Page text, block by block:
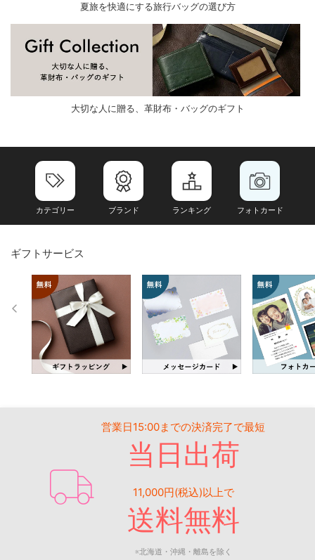
夏旅を快適にする旅行バッグの選び方
大切な人に贈る、革財布・バッグのギフト
カテゴリー ブランド ランキング フォトカード
ギフトサービス
営業日15:00までの決済完了で最短
当日出荷
11,000円(税込)以上で
送料無料
※北海道・沖縄・離島を除く